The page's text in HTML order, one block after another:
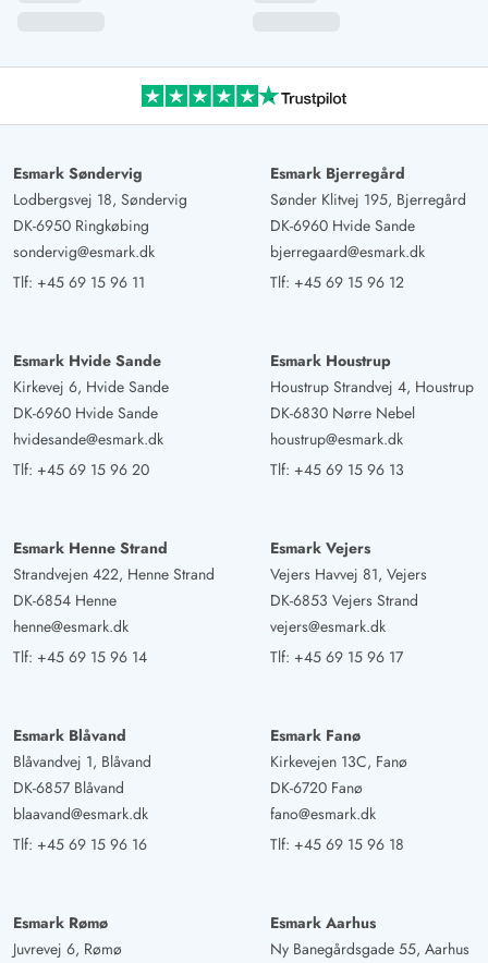
Esmark Søndervig
Lodbergsvej 18, Søndervig
DK-6950 Ringkøbing
sondervig@esmark.dk
Tlf: +45 69 15 96 11
Esmark Bjerregård
Sønder Klitvej 195, Bjerregård
DK-6960 Hvide Sande
bjerregaard@esmark.dk
Tlf: +45 69 15 96 12
Esmark Hvide Sande
Kirkevej 6, Hvide Sande
DK-6960 Hvide Sande
hvidesande@esmark.dk
Tlf: +45 69 15 96 20
Esmark Houstrup
Houstrup Strandvej 4, Houstrup
DK-6830 Nørre Nebel
houstrup@esmark.dk
Tlf: +45 69 15 96 13
Esmark Henne Strand
Strandvejen 422, Henne Strand
DK-6854 Henne
henne@esmark.dk
Tlf: +45 69 15 96 14
Esmark Vejers
Vejers Havvej 81, Vejers
DK-6853 Vejers Strand
vejers@esmark.dk
Tlf: +45 69 15 96 17
Esmark Blåvand
Blåvandvej 1, Blåvand
DK-6857 Blåvand
blaavand@esmark.dk
Tlf: +45 69 15 96 16
Esmark Fanø
Kirkevejen 13C, Fanø
DK-6720 Fanø
fano@esmark.dk
Tlf: +45 69 15 96 18
Esmark Rømø
Juvrevej 6, Rømø
Esmark Aarhus
Ny Banegårdsgade 55, Aarhus